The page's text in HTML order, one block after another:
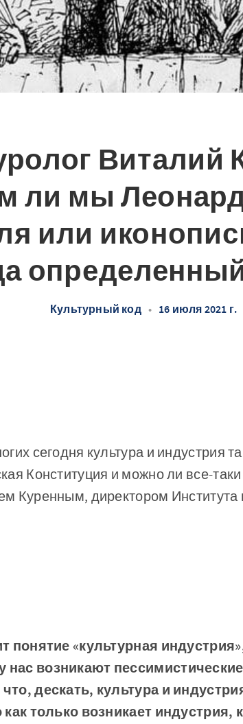
Виталий
ли мы
или
Культурный код • 16 июля 2021 г.
сегодня культура и индустрия
Конституция и можно ли все-
Куренным, директором Института
понятие «культурная
возникают
дескать, культура и
как только возникает индустрия,